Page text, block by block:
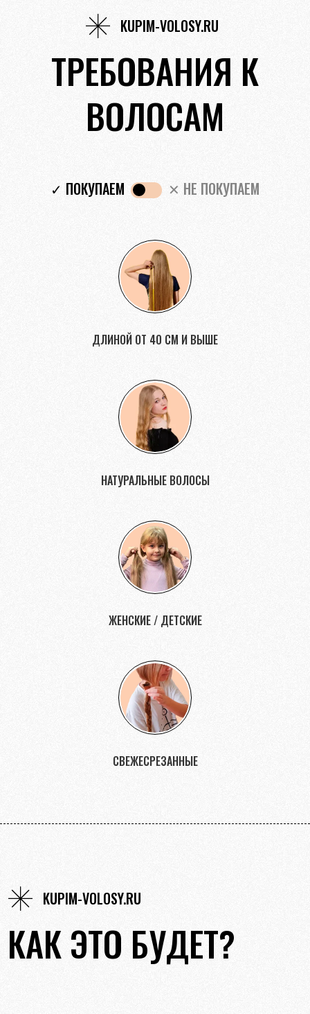
KUPIM-VOLOSY.RU
ТРЕБОВАНИЯ К
ВОЛОСАМ
✓ ПОКУПАЕМ ✕ НЕ ПОКУПАЕМ
ДЛИНОЙ ОТ 40 СМ И ВЫШЕ
НАТУРАЛЬНЫЕ ВОЛОСЫ
ЖЕНСКИЕ / ДЕТСКИЕ
СВЕЖЕСРЕЗАННЫЕ
KUPIM-VOLOSY.RU
КАК ЭТО БУДЕТ?